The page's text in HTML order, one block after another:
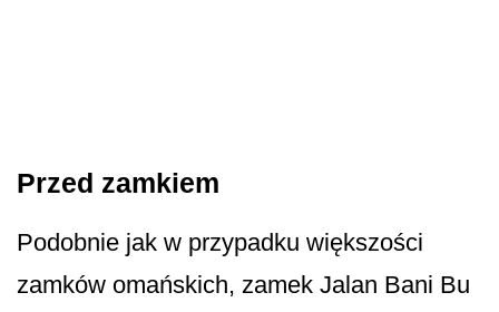
Przed zamkiem
Podobnie jak w przypadku większości
zamków omańskich, zamek Jalan Bani Bu